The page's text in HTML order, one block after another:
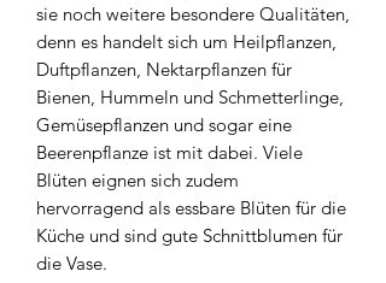
sie noch weitere besondere Qualitäten,
denn es handelt sich um Heilpflanzen,
Duftpflanzen, Nektarpflanzen für
Bienen, Hummeln und Schmetterlinge,
Gemüsepflanzen und sogar eine
Beerenpflanze ist mit dabei. Viele
Blüten eignen sich zudem
hervorragend als essbare Blüten für die
Küche und sind gute Schnittblumen für
die Vase.